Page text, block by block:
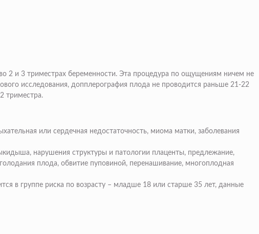
2 и 3 триместрах беременности. Эта процедура по ощущениям ничем не
исследования, допплерография плода не проводится раньше 21-22
триместра.
или сердечная недостаточность, миома матки, заболевания
нарушения структуры и патологии плаценты, предлежание,
плода, обвитие пуповиной, перенашивание, многоплодная
в группе риска по возрасту – младше 18 или старше 35 лет, данные